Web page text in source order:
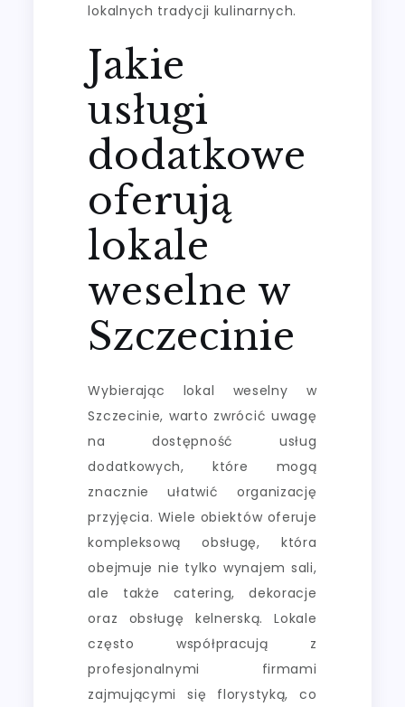
lokalnych tradycji kulinarnych.
Jakie
usługi
dodatkowe
oferują
lokale
weselne w
Szczecinie
Wybierając lokal weselny w
Szczecinie, warto zwrócić uwagę
na dostępność usług
dodatkowych, które mogą
znacznie ułatwić organizację
przyjęcia. Wiele obiektów oferuje
kompleksową obsługę, która
obejmuje nie tylko wynajem sali,
ale także catering, dekoracje
oraz obsługę kelnerską. Lokale
często współpracują z
profesjonalnymi firmami
zajmującymi się florystyką, co